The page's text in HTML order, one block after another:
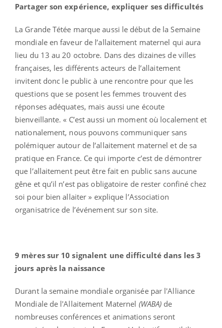
Partager son expérience, expliquer ses difficultés
La Grande Tétée marque aussi le début de la Semaine
mondiale en faveur de l’allaitement maternel qui aura
lieu du 13 au 20 octobre. Dans des dizaines de villes
françaises, les différents acteurs de l’allaitement
invitent donc le public à une rencontre pour que les
questions que se posent les femmes trouvent des
réponses adéquates, mais aussi une écoute
bienveillante. « C’est aussi un moment où localement et
nationalement, nous pouvons communiquer sans
polémiquer autour de l’allaitement maternel et de sa
pratique en France. Ce qui importe c’est de démontrer
que l’allaitement peut être fait en public sans aucune
gêne et qu’il n’est pas obligatoire de rester confiné chez
soi pour bien allaiter » explique l’Association
organisatrice de l’événement sur son site.
9 mères sur 10 signalent une difficulté dans les 3
jours après la naissance
Durant la semaine mondiale organisée par l'Alliance
Mondiale de l'Allaitement Maternel (WABA) de
nombreuses conférences et animations seront